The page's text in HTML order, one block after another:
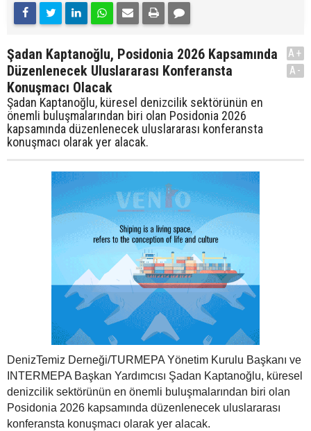
Şadan Kaptanoğlu, Posidonia 2026 Kapsamında
Düzenlenecek Uluslararası Konferansta
Konuşmacı Olacak
Şadan Kaptanoğlu, küresel denizcilik sektörünün en
önemli buluşmalarından biri olan Posidonia 2026
kapsamında düzenlenecek uluslararası konferansta
konuşmacı olarak yer alacak.
A+
A-
DenizTemiz Derneği/TURMEPA Yönetim Kurulu Başkanı ve
INTERMEPA Başkan Yardımcısı Şadan Kaptanoğlu, küresel
denizcilik sektörünün en önemli buluşmalarından biri olan
Posidonia 2026 kapsamında düzenlenecek uluslararası
konferansta konuşmacı olarak yer alacak.